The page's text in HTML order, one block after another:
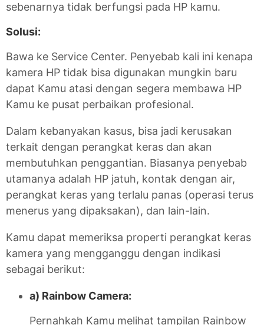
sebenarnya tidak berfungsi pada HP kamu.
Solusi:
Bawa ke Service Center. Penyebab kali ini kenapa
kamera HP tidak bisa digunakan mungkin baru
dapat Kamu atasi dengan segera membawa HP
Kamu ke pusat perbaikan profesional.
Dalam kebanyakan kasus, bisa jadi kerusakan
terkait dengan perangkat keras dan akan
membutuhkan penggantian. Biasanya penyebab
utamanya adalah HP jatuh, kontak dengan air,
perangkat keras yang terlalu panas (operasi terus
menerus yang dipaksakan), dan lain-lain.
Kamu dapat memeriksa properti perangkat keras
kamera yang mengganggu dengan indikasi
sebagai berikut:
a) Rainbow Camera:
Pernahkah Kamu melihat tampilan Rainbow